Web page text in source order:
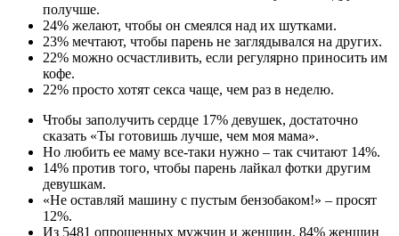
получше.
24% желают, чтобы он смеялся над их шутками.
23% мечтают, чтобы парень не заглядывался на других.
22% можно осчастливить, если регулярно приносить им
кофе.
22% просто хотят секса чаще, чем раз в неделю.
Чтобы заполучить сердце 17% девушек, достаточно
сказать «Ты готовишь лучше, чем моя мама».
Но любить ее маму все-таки нужно – так считают 14%.
14% против того, чтобы парень лайкал фотки другим
девушкам.
«Не оставляй машину с пустым бензобаком!» – просят
12%.
Из 5481 опрошенных мужчин и женщин, 84% женщин